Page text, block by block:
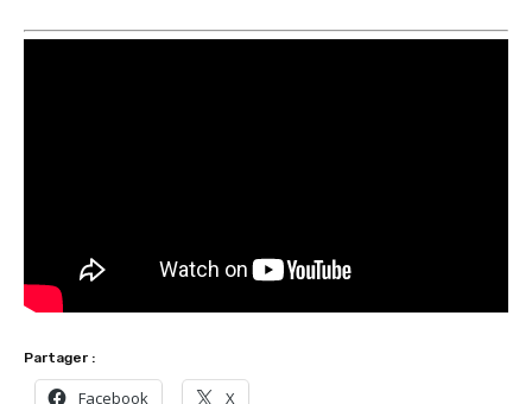
Partager :
Facebook X